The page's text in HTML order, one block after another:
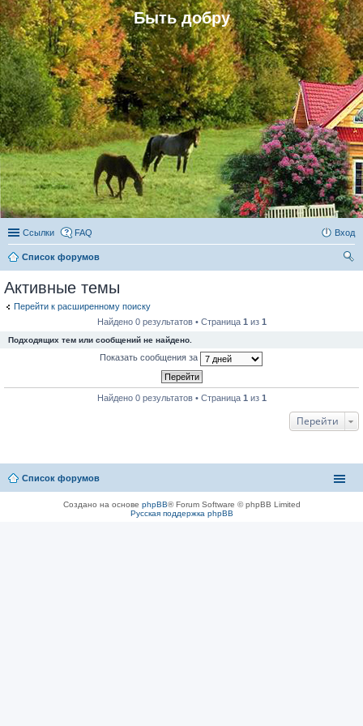
Быть добру
Ссылки FAQ Вход
Список форумов
Активные темы
Перейти к расширенному поиску
Найдено 0 результатов • Страница 1 из 1
Подходящих тем или сообщений не найдено.
Показать сообщения за
Найдено 0 результатов • Страница 1 из 1
Перейти
Список форумов
Создано на основе phpBB® Forum Software © phpBB Limited
Русская поддержка phpBB